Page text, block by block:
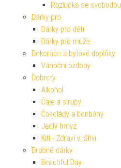
Rozlučka se svobodou
Dárky pro
Dárky pro děti
Dárky pro muže
Dekorace a bytové doplňky
Vánoční ozdoby
Dobroty
Alkohol
Čaje a sirupy
Čokolády a bonbóny
Jedlý hmyz
Kitl - Zdraví v láhvi
Drobné dárky
Beautiful Day